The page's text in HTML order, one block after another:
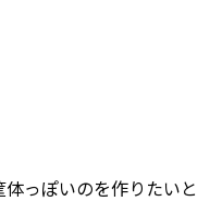
っぽいのを作りたいと